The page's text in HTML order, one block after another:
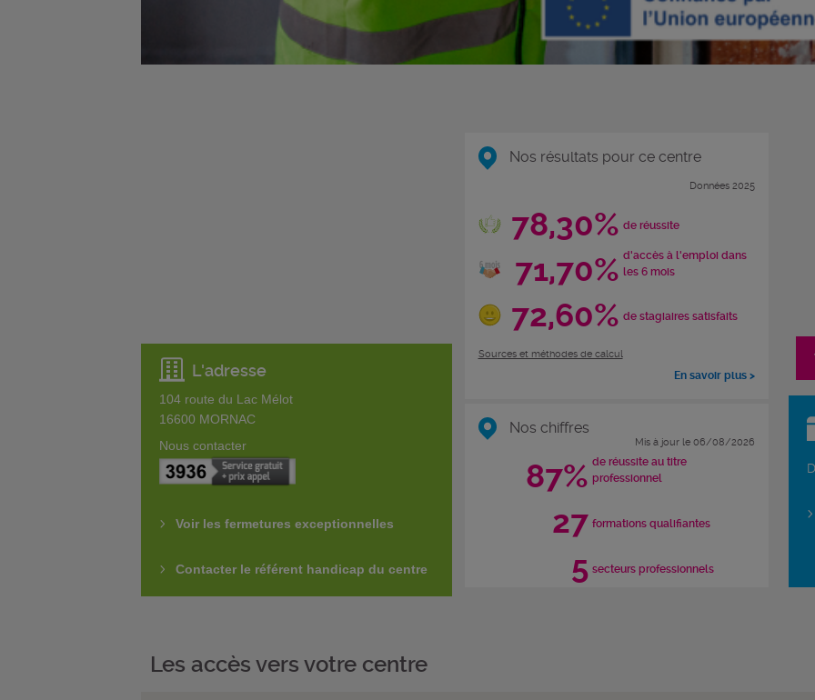
L'adresse
104 route du Lac Mélot
16600 MORNAC
Nous contacter
Voir les fermetures exceptionnelles
Contacter le référent handicap du centre
Nos résultats pour ce centre
Données 2025
78,30% de réussite
71,70% d'accès à l'emploi dans
les 6 mois
72,60% de stagiaires satisfaits
Sources et méthodes de calcul
En savoir plus >
Nos chiffres
Mis à jour le 06/08/2026
87% de réussite au titre
professionnel
27 formations qualifiantes
5 secteurs professionnels
Les accès vers votre centre